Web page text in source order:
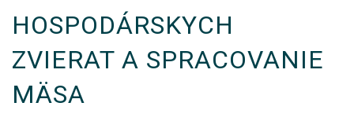
HOSPODÁRSKYCH
ZVIERAT A SPRACOVANIE
MÄSA